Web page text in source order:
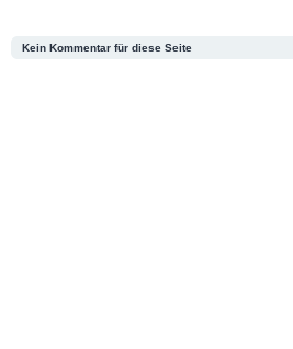
Kein Kommentar für diese Seite